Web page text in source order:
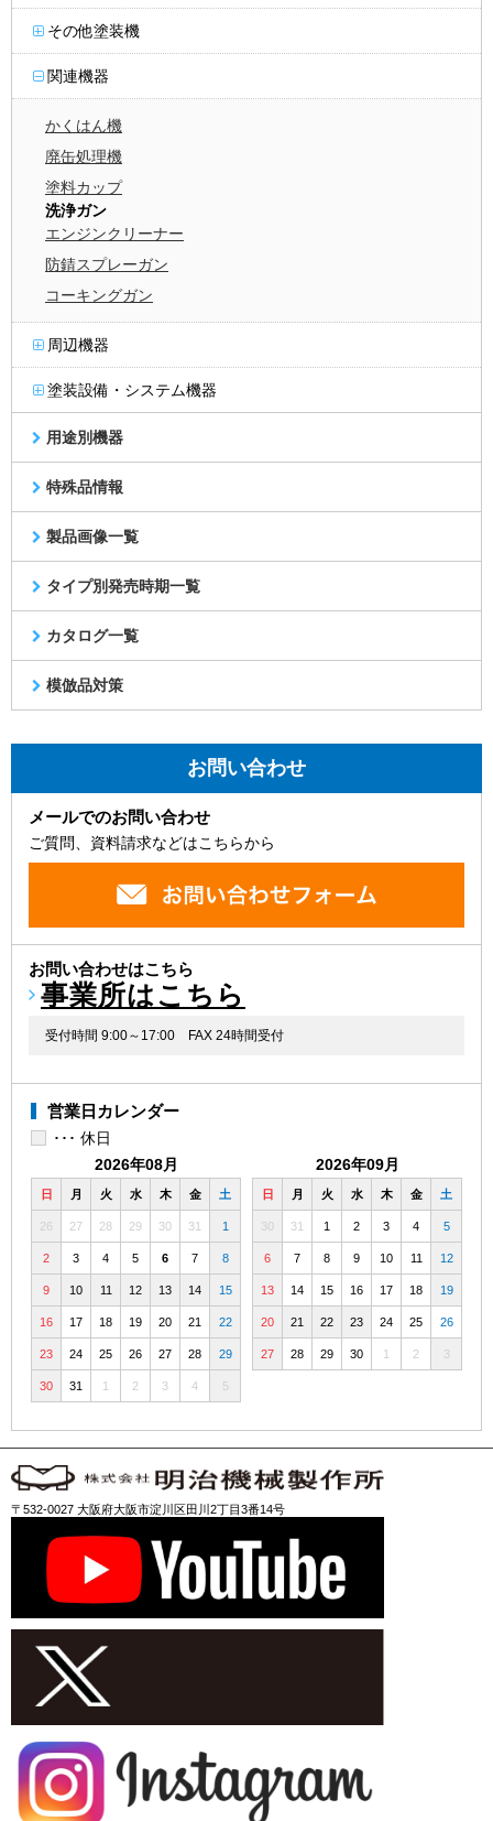
その他塗装機
関連機器
かくはん機
廃缶処理機
塗料カップ
洗浄ガン
エンジンクリーナー
防錆スプレーガン
コーキングガン
周辺機器
塗装設備・システム機器
用途別機器
特殊品情報
製品画像一覧
タイプ別発売時期一覧
カタログ一覧
模倣品対策
お問い合わせ
メールでのお問い合わせ
ご質問、資料請求などはこちらから
お問い合わせはこちら
事業所はこちら
受付時間 9:00～17:00 FAX 24時間受付
営業日カレンダー
･･･ 休日
2026年08月
日 月 火 水 木 金 土
26 27 28 29 30 31 1
2 3 4 5 6 7 8
9 10 11 12 13 14 15
16 17 18 19 20 21 22
23 24 25 26 27 28 29
30 31 1 2 3 4 5
2026年09月
日 月 火 水 木 金 土
30 31 1 2 3 4 5
6 7 8 9 10 11 12
13 14 15 16 17 18 19
20 21 22 23 24 25 26
27 28 29 30 1 2 3
〒532-0027 大阪府大阪市淀川区田川2丁目3番14号